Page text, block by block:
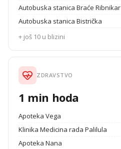
Autobuska stanica Braće Ribnikar
Autobuska stanica Bistrička
+ još 10 u blizini
ZDRAVSTVO
1 min hoda
Apoteka Vega
Klinika Medicina rada Palilula
Apoteka Nana